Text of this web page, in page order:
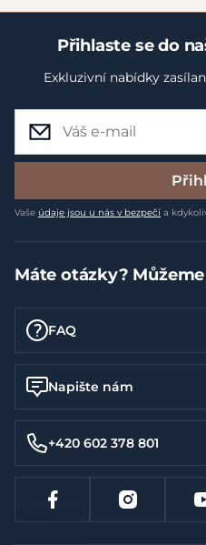
Přihlaste se do
Exkluzivní nabídky
Vaše údaje jsou u nás v bezpečí a
Máte otázky?
FAQ
Napište nám
+420 602 378 801